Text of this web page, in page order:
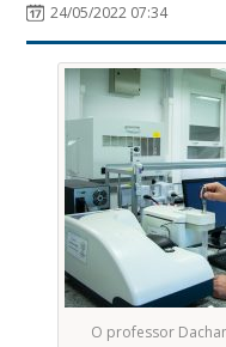
24/05/2022 07:34
O professor